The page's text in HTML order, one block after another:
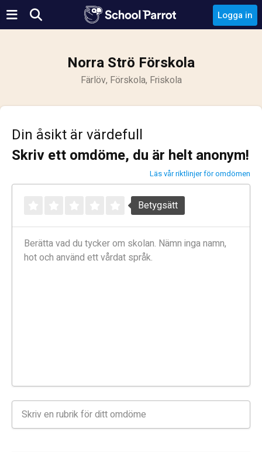
Logga in
Norra Strö Förskola
Färlöv, Förskola, Friskola
Din åsikt är värdefull
Skriv ett omdöme, du är helt anonym!
Läs vår riktlinjer för omdömen
Betygsätt